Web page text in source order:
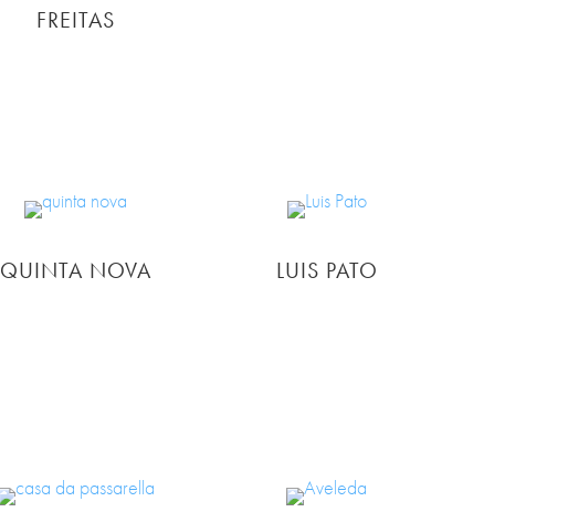
FREITAS
QUINTA NOVA LUIS PATO